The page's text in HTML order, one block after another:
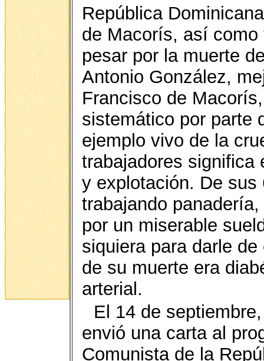
República
de Macorís, así
pesar por la muerte
Antonio González,
Francisco de
sistemático por parte
ejemplo vivo de la
trabajadores significa
y explotación. De
trabajando
por un miserable
siquiera para darle
de su muerte era
arterial.
El 14 de
envió una carta al
Comunista de la